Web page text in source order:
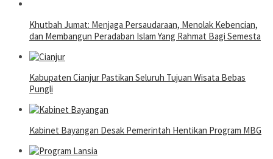
Khutbah Jumat: Menjaga Persaudaraan, Menolak Kebencian,
dan Membangun Peradaban Islam Yang Rahmat Bagi Semesta
Kabupaten Cianjur Pastikan Seluruh Tujuan Wisata Bebas
Pungli
Kabinet Bayangan Desak Pemerintah Hentikan Program MBG